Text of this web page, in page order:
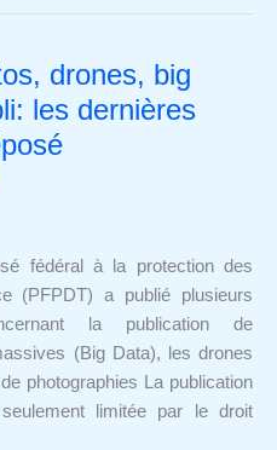
drones, big
les dernières
fédéral à la protection des
(PFPDT) a publié plusieurs
la publication de
(Big Data), les drones
photographies La publication
limitée par le droit